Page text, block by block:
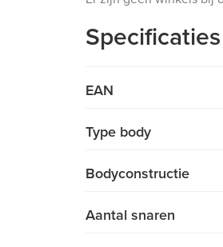
Specificaties
EAN
Type body
Bodyconstructie
Aantal snaren